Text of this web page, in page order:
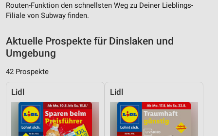
Routen-Funktion den schnellsten Weg zu Deiner Lieblings-
Filiale von Subway finden.
Aktuelle Prospekte für Dinslaken und
Umgebung
42 Prospekte
Lidl Lidl